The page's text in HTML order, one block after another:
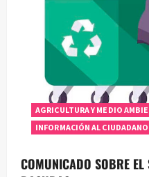
a
AGRICULTURA Y MEDIO
INFORMACIÓN AL CIUDADANO
COMUNICADO SOBRE